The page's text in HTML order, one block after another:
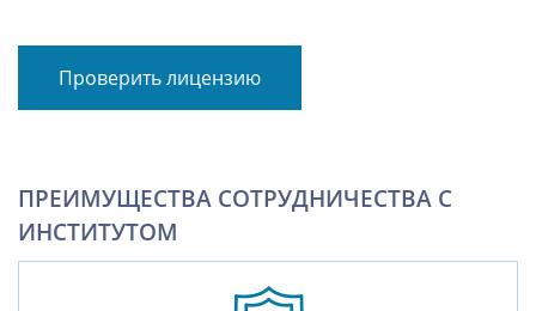
Проверить лицензию
ПРЕИМУЩЕСТВА СОТРУДНИЧЕСТВА С
ИНСТИТУТОМ